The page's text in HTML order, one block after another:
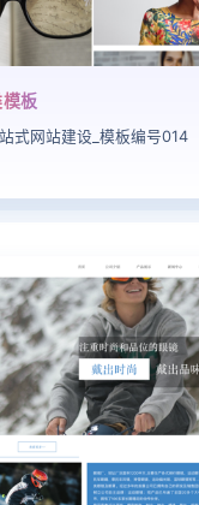
板
式网站建设_模板编号014